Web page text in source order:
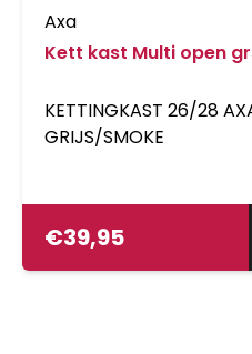
Axa
Kett kast Multi open
KETTINGKAST 26/28
GRIJS/SMOKE
€39,95